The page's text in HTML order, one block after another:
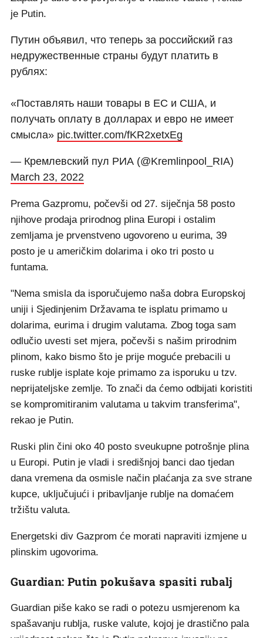
je Putin.
Путин объявил, что теперь за российский газ
недружественные страны будут платить в
рублях:
«Поставлять наши товары в ЕС и США, и
получать оплату в долларах и евро не имеет
смысла» pic.twitter.com/fKR2xetxEg
— Кремлевский пул РИА (@Kremlinpool_RIA)
March 23, 2022
Prema Gazpromu, počevši od 27. siječnja 58 posto
njihove prodaja prirodnog plina Europi i ostalim
zemljama je prvenstveno ugovoreno u eurima, 39
posto je u američkim dolarima i oko tri posto u
funtama.
"Nema smisla da isporučujemo naša dobra Europskoj
uniji i Sjedinjenim Državama te isplatu primamo u
dolarima, eurima i drugim valutama. Zbog toga sam
odlučio uvesti set mjera, počevši s našim prirodnim
plinom, kako bismo što je prije moguće prebacili u
ruske rublje isplate koje primamo za isporuku u tzv.
neprijateljske zemlje. To znači da ćemo odbijati koristiti
se kompromitiranim valutama u takvim transferima",
rekao je Putin.
Ruski plin čini oko 40 posto sveukupne potrošnje plina
u Europi. Putin je vladi i središnjoj banci dao tjedan
dana vremena da osmisle način plaćanja za sve strane
kupce, uključujući i pribavljanje rublje na domaćem
tržištu valuta.
Energetski div Gazprom će morati napraviti izmjene u
plinskim ugovorima.
Guardian: Putin pokušava spasiti rubalj
Guardian piše kako se radi o potezu usmjerenom ka
spašavanju rublja, ruske valute, kojoj je drastično pala